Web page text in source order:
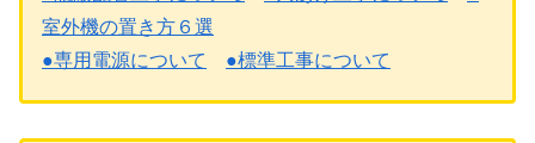
室外機の置き方６選
●専用電源について
●標準工事について